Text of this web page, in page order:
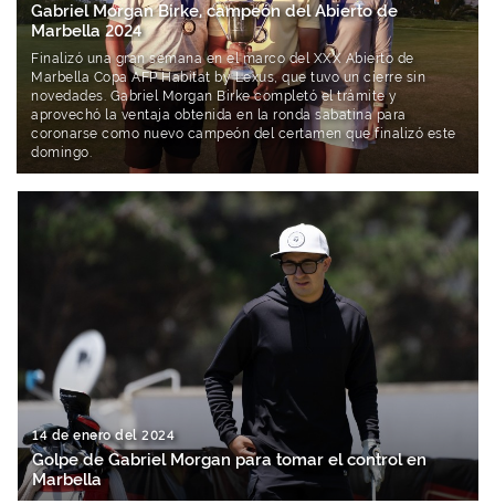
Gabriel Morgan Birke, campeón del Abierto de
Marbella 2024
Finalizó una gran semana en el marco del XXX Abierto de
Marbella Copa AFP Habitat by Lexus, que tuvo un cierre sin
novedades. Gabriel Morgan Birke completó el trámite y
aprovechó la ventaja obtenida en la ronda sabatina para
coronarse como nuevo campeón del certamen que finalizó este
domingo.
14 de enero del 2024
Golpe de Gabriel Morgan para tomar el control en
Marbella